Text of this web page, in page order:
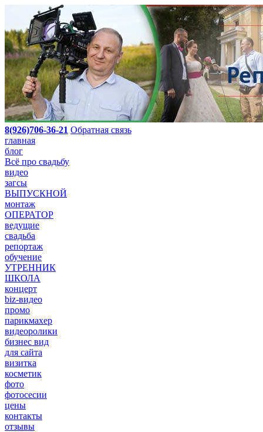
8(926)706-36-21 Обратная связь
главная
блог
Всё про свадьбу
видео
загсы
ВЫПУСКНОЙ
монтаж
ОПЕРАТОР
ведущие
свадьба
репортаж
обучение
УТРЕННИК
ШКОЛА
концерт
biz-видео
промо
парикмахер
видеоролики
бизнес вид
для сайта
визитка
косметик
фото
фотосесии
цены
контакты
отзывы